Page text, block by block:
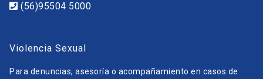
(56)95504 5000
Violencia Sexual
Para denuncias, asesoría o acompañamiento en casos de